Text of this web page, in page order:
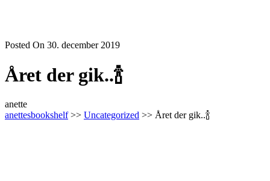
Posted On 30. december 2019
Året der gik..🍾
anette
anettesbookshelf>> Uncategorized >> Året der gik..🍾